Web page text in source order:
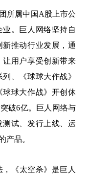
所属中国A股上市公
。巨人网络坚持自
推动行业发展，通
用户享受创新带来
、《球球大作战》
球大作战》开创休
破6亿。巨人网络与
试、发行上线、运
产品。
《太空杀》是巨人